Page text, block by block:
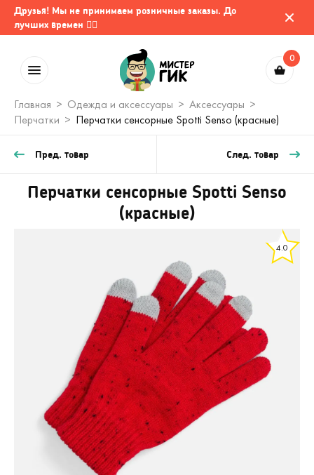
Друзья! Мы не принимаем розничные заказы. До
лучших времен 🤷‍♂️
0
Главная Одежда и аксессуары
Аксессуары
Перчатки
Перчатки сенсорные Spotti Senso (красные)
Пред. товар След. товар
Перчатки сенсорные Spotti Senso
(красные)
4.0